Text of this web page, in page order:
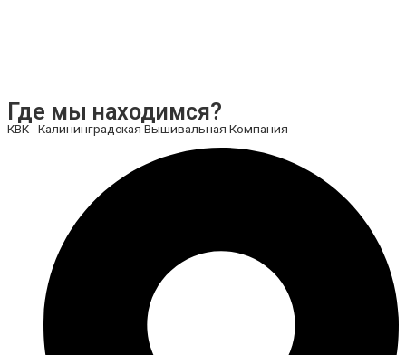
Где мы находимся?
КВК - Калининградская Вышивальная Компания